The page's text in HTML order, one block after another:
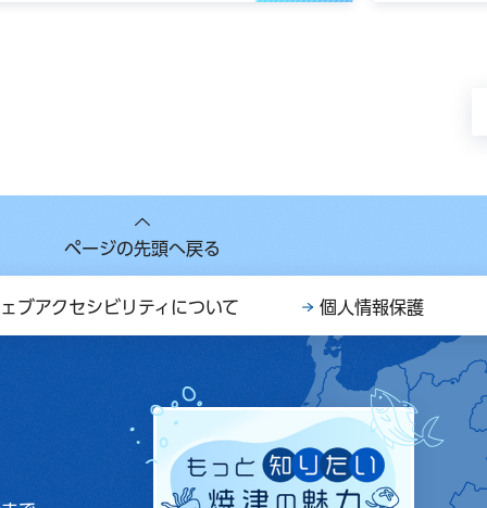
ページの先頭へ戻る
ブアクセシビリティについて 個人情報保護